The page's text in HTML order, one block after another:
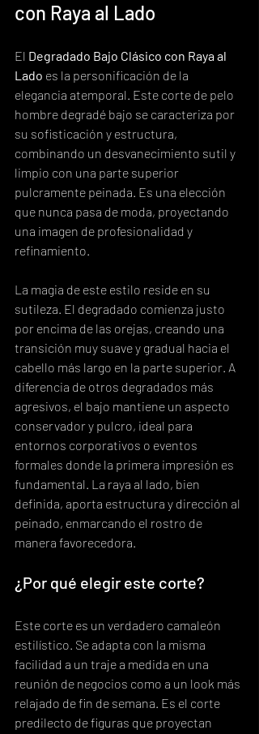
con Raya al Lado
El Degradado Bajo Clásico con Raya al
Lado es la personificación de la
elegancia atemporal. Este corte de pelo
hombre degradé bajo se caracteriza por
su sofisticación y estructura,
combinando un desvanecimiento sutil y
limpio con una parte superior
pulcramente peinada. Es una elección
que nunca pasa de moda, proyectando
una imagen de profesionalidad y
refinamiento.
La magia de este estilo reside en su
sutileza. El degradado comienza justo
por encima de las orejas, creando una
transición muy suave y gradual hacia el
cabello más largo en la parte superior. A
diferencia de otros degradados más
agresivos, el bajo mantiene un aspecto
conservador y pulcro, ideal para
entornos corporativos o eventos
formales donde la primera impresión es
fundamental. La raya al lado, bien
definida, aporta estructura y dirección al
peinado, enmarcando el rostro de
manera favorecedora.
¿Por qué elegir este corte?
Este corte es un verdadero camaleón
estilístico. Se adapta con la misma
facilidad a un traje a medida en una
reunión de negocios como a un look más
relajado de fin de semana. Es el corte
predilecto de figuras que proyectan